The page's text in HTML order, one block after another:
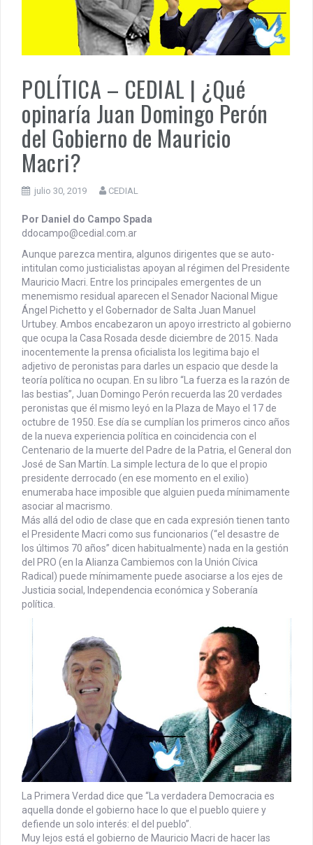
PENSAR UNA SEÑAL | Se echan los dados éticos de la
sustentibilidad. | 6 DE AGOSTO: SOBERANIA TERRITORIAL,
ECONOMICA Y POLITICA
DOCUMENTO CEDIAL | Repudiamos las declaraciones ofensivas
Milei contra la República Federativa del Brasil.
POLÍTICA – CEDIAL | ¿Qué
opinaría Juan Domingo Perón
del Gobierno de Mauricio
Macri?
julio 30, 2019 CEDIAL
Por Daniel do Campo Spada
ddocampo@cedial.com.ar
Aunque parezca mentira, algunos dirigentes que se auto-
intitulan como justicialistas apoyan al régimen del Presidente
Mauricio Macri. Entre los principales emergentes de un
menemismo residual aparecen el Senador Nacional Migue
Ángel Pichetto y el Gobernador de Salta Juan Manuel
Urtubey. Ambos encabezaron un apoyo irrestricto al gobierno
que ocupa la Casa Rosada desde diciembre de 2015. Nada
inocentemente la prensa oficialista los legitima bajo el
adjetivo de peronistas para darles un espacio que desde la
teoría política no ocupan. En su libro “La fuerza es la razón de
las bestias”, Juan Domingo Perón recuerda las 20 verdades
peronistas que él mismo leyó en la Plaza de Mayo el 17 de
octubre de 1950. Ese día se cumplían los primeros cinco años
de la nueva experiencia política en coincidencia con el
Centenario de la muerte del Padre de la Patria, el General don
José de San Martín. La simple lectura de lo que el propio
presidente derrocado (en ese momento en el exilio)
enumeraba hace imposible que alguien pueda mínimamente
asociar al macrismo.
Más allá del odio de clase que en cada expresión tienen tanto
el Presidente Macri como sus funcionarios (“el desastre de
los últimos 70 años” dicen habitualmente) nada en la gestión
del PRO (en la Alianza Cambiemos con la Unión Cívica
Radical) puede mínimamente puede asociarse a los ejes de
Justicia social, Independencia económica y Soberanía
política.
La Primera Verdad dice que “La verdadera Democracia es
aquella donde el gobierno hace lo que el pueblo quiere y
defiende un solo interés: el del pueblo”.
Muy lejos está el gobierno de Mauricio Macri de hacer las